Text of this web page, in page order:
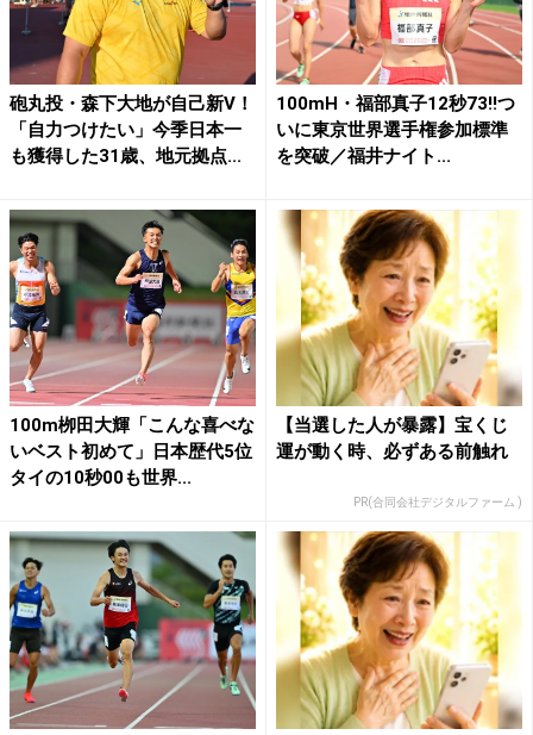
砲丸投・森下大地が自己新V！
「自力つけたい」今季日本一
も獲得した31歳、地元拠点...
100mH・福部真子12秒73!!つ
いに東京世界選手権参加標準
を突破／福井ナイト...
100m栁田大輝「こんな喜べな
いベスト初めて」日本歴代5位
タイの10秒00も世界...
【当選した人が暴露】宝くじ
運が動く時、必ずある前触れ
PR(合同会社デジタルファーム )